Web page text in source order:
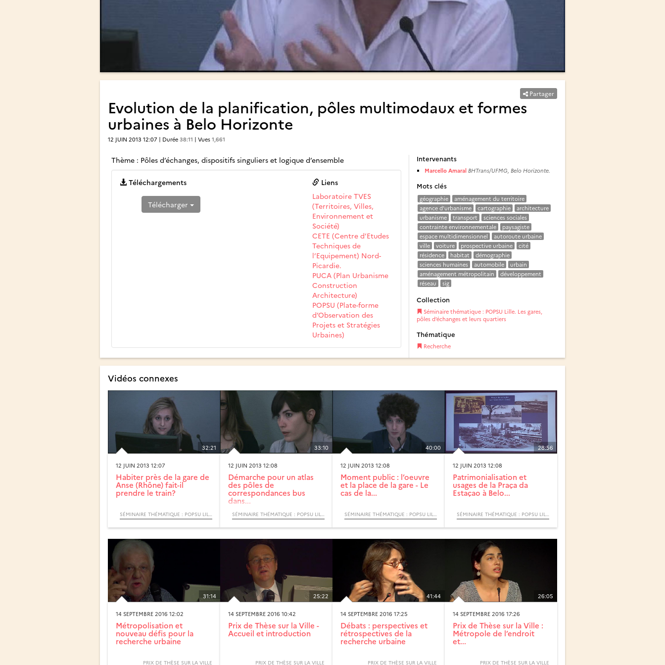
Partager
Evolution de la planification, pôles multimodaux et formes
urbaines à Belo Horizonte
12 JUIN 2013 12:07 | Durée 38:11 | Vues 1,661
Thème : Pôles d’échanges, dispositifs singuliers et logique d’ensemble
Téléchargements
Télécharger
Liens
Laboratoire TVES
(Territoires, Villes,
Environnement et
Société)
CETE (Centre d’Etudes
Techniques de
l’Equipement) Nord-
Picardie.
PUCA (Plan Urbanisme
Construction
Architecture)
POPSU (Plate-forme
d’Observation des
Projets et Stratégies
Urbaines)
Intervenants
Marcello Amaral BHTrans/UFMG, Belo Horizonte.
Mots clés
géographie
aménagement du territoire
agence d’urbanisme
cartographie
architecture
urbanisme
transport
sciences sociales
contrainte environnementale
paysagiste
espace multidimensionnel
autoroute urbaine
ville
voiture prospective urbaine
cité
résidence
habitat
démographie
sciences humaines
automobile
urbain
aménagement métropolitain
développement
réseau
sig
Collection
Séminaire thématique : POPSU Lille. Les gares,
pôles d’échanges et leurs quartiers
Thématique
Recherche
Vidéos connexes
32:21
12 JUIN 2013 12:07
Habiter près de la gare de
Anse (Rhône) fait-il
prendre le train?
SÉMINAIRE THÉMATIQUE : POPSU LILLE. LES GARES, PÔLES D’ÉCHANGES ET LEURS QUARTIERS
33:10
12 JUIN 2013 12:08
Démarche pour un atlas
des pôles de
correspondances bus
dans...
SÉMINAIRE THÉMATIQUE : POPSU LILLE. LES GARES, PÔLES D’ÉCHANGES ET LEURS QUARTIERS
40:00
12 JUIN 2013 12:08
Moment public : l’oeuvre
et la place de la gare - Le
cas de la...
SÉMINAIRE THÉMATIQUE : POPSU LILLE. LES GARES, PÔLES D’ÉCHANGES ET LEURS QUARTIERS
28:56
12 JUIN 2013 12:08
Patrimonialisation et
usages de la Praça da
Estaçao à Belo...
SÉMINAIRE THÉMATIQUE : POPSU LILLE. LES GARES, PÔLES D’ÉCHANGES ET LEURS QUARTIERS
31:14
14 SEPTEMBRE 2016 12:02
Métropolisation et
nouveau défis pour la
recherche urbaine
PRIX DE THÈSE SUR LA VILLE
25:22
14 SEPTEMBRE 2016 10:42
Prix de Thèse sur la Ville -
Accueil et introduction
PRIX DE THÈSE SUR LA VILLE
41:44
14 SEPTEMBRE 2016 17:25
Débats : perspectives et
rétrospectives de la
recherche urbaine
PRIX DE THÈSE SUR LA VILLE
26:05
14 SEPTEMBRE 2016 17:26
Prix de Thèse sur la Ville :
Métropole de l’endroit
et...
PRIX DE THÈSE SUR LA VILLE